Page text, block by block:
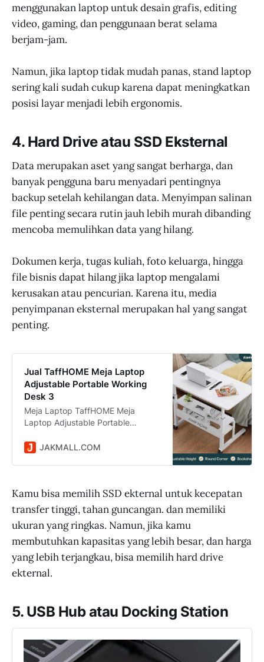
menggunakan laptop untuk desain grafis, editing
video, gaming, dan penggunaan berat selama
berjam-jam.
Namun, jika laptop tidak mudah panas, stand laptop
sering kali sudah cukup karena dapat meningkatkan
posisi layar menjadi lebih ergonomis.
4. Hard Drive atau SSD Eksternal
Data merupakan aset yang sangat berharga, dan
banyak pengguna baru menyadari pentingnya
backup setelah kehilangan data. Menyimpan salinan
file penting secara rutin jauh lebih murah dibanding
mencoba memulihkan data yang hilang.
Dokumen kerja, tugas kuliah, foto keluarga, hingga
file bisnis dapat hilang jika laptop mengalami
kerusakan atau pencurian. Karena itu, media
penyimpanan eksternal merupakan hal yang sangat
penting.
Jual TaffHOME Meja Laptop
Adjustable Portable Working
Desk 3
Meja Laptop TaffHOME Meja
Laptop Adjustable Portable
ND04 harga Rp 174.400 dikirim
JAKMALL.COM
Kamu bisa memilih SSD ekternal untuk kecepatan
transfer tinggi, tahan guncangan. dan memiliki
ukuran yang ringkas. Namun, jika kamu
membutuhkan kapasitas yang lebih besar, dan harga
yang lebih terjangkau, bisa memilih hard drive
ekternal.
5. USB Hub atau Docking Station